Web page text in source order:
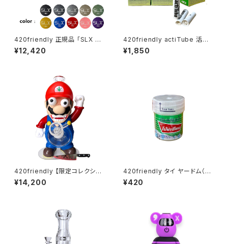
420friendly 正規品 「SLX PR
O」グラインダーがフルモデルチ
ェンジ！ (スタンダードサイズ62
¥12,420
420friendly actiTube 活性
炭フィルター ３箱セット/EXTRA
SLIM [ エクストラスリム：6mm
¥1,850
420friendly 【限定コレクショ
ン】Killer Plumber Resin & G
lass Bong / キラープラマー ボ
¥14,200
420friendly タイ ヤードム（嗅
ぎ薬）／Pim-Saen Balm Oil
¥420